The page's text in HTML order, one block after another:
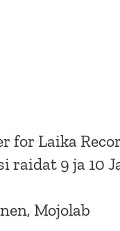
for Laika
raidat 9 ja 10
Mojolab